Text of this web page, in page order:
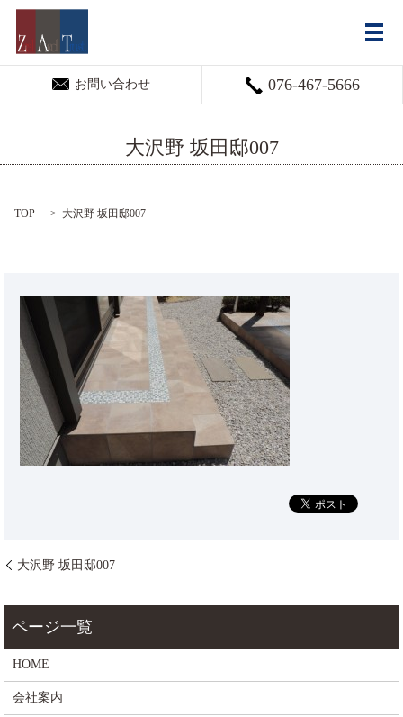
お問い合わせ 076-467-5666
メ
大沢野 坂田邸007
TOP 大沢野 坂田邸007
大沢野 坂田邸007
HOME
会社案内